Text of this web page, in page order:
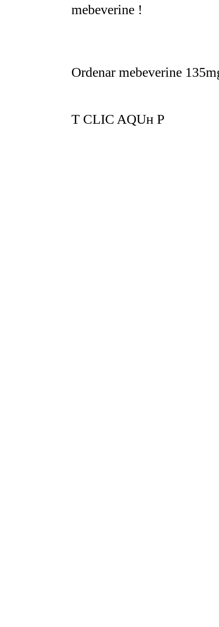
mebeverine !
Ordenar mebeverine
Т CLIC AQUн Р